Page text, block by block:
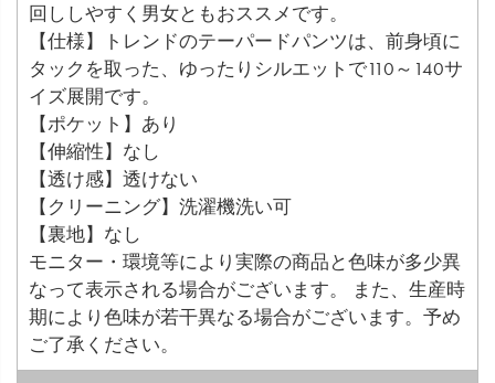
回ししやすく男女ともおススメです。
【仕様】トレンドのテーパードパンツは、前身頃に
タックを取った、ゆったりシルエットで110～140サ
イズ展開です。
【ポケット】あり
【伸縮性】なし
【透け感】透けない
【クリーニング】洗濯機洗い可
【裏地】なし
モニター・環境等により実際の商品と色味が多少異
なって表示される場合がございます。 また、生産時
期により色味が若干異なる場合がございます。予め
ご了承ください。